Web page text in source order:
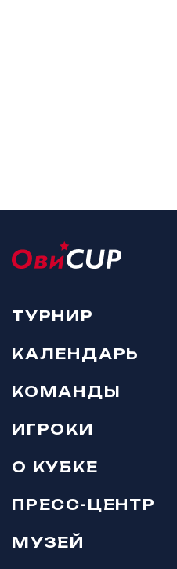
ТУРНИР
КАЛЕНДАРЬ
КОМАНДЫ
ИГРОКИ
О КУБКЕ
ПРЕСС-ЦЕНТР
МУЗЕЙ